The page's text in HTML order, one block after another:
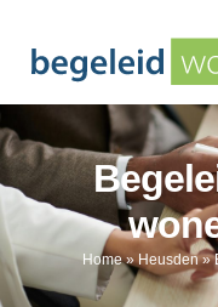
Home»Heusden»